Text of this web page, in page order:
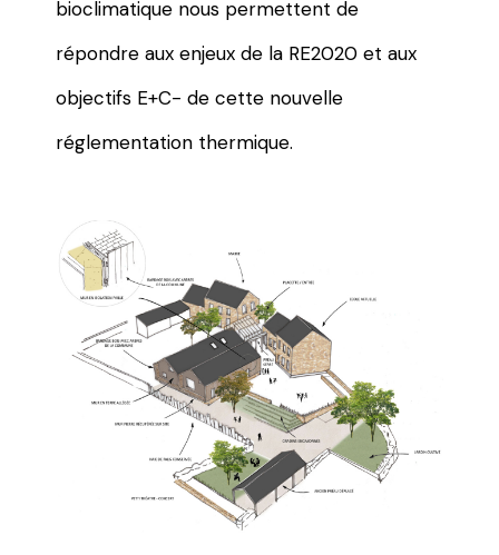
bioclimatique nous permettent de
répondre aux enjeux de la RE2020 et aux
objectifs E+C- de cette nouvelle
réglementation thermique.